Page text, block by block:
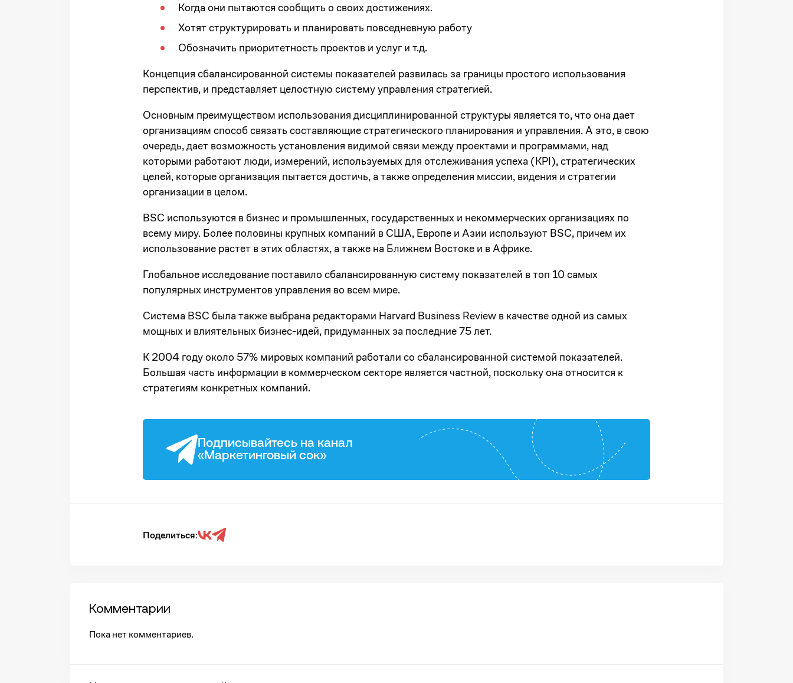
Когда они пытаются сообщить о своих достижениях.
Хотят структурировать и планировать повседневную работу
Обозначить приоритетность проектов и услуг и т.д.
Концепция сбалансированной системы показателей развилась за границы простого использования
перспектив, и представляет целостную систему управления стратегией.
Основным преимуществом использования дисциплинированной структуры является то, что она дает
организациям способ связать составляющие стратегического планирования и управления. А это, в свою
очередь, дает возможность установления видимой связи между проектами и программами, над
которыми работают люди, измерений, используемых для отслеживания успеха (KPI), стратегических
целей, которые организация пытается достичь, а также определения миссии, видения и стратегии
организации в целом.
BSC используются в бизнес и промышленных, государственных и некоммерческих организациях по
всему миру. Более половины крупных компаний в США, Европе и Азии используют BSC, причем их
использование растет в этих областях, а также на Ближнем Востоке и в Африке.
Глобальное исследование поставило сбалансированную систему показателей в топ 10 самых
популярных инструментов управления во всем мире.
Система BSC была также выбрана редакторами Harvard Business Review в качестве одной из самых
мощных и влиятельных бизнес-идей, придуманных за последние 75 лет.
К 2004 году около 57% мировых компаний работали со сбалансированной системой показателей.
Большая часть информации в коммерческом секторе является частной, поскольку она относится к
стратегиям конкретных компаний.
Подписывайтесь на канал
«Маркетинговый сок»
Поделиться:
Комментарии
Пока нет комментариев.